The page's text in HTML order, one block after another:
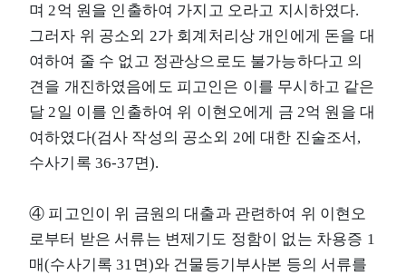
며 2억 원을 인출하여 가지고 오라고 지시하였다.
그러자 위 공소외 2가 회계처리상 개인에게 돈을 대
여하여 줄 수 없고 정관상으로도 불가능하다고 의
견을 개진하였음에도 피고인은 이를 무시하고 같은
달 2일 이를 인출하여 위 이현오에게 금 2억 원을 대
여하였다(검사 작성의 공소외 2에 대한 진술조서,
수사기록 36-37면).
④ 피고인이 위 금원의 대출과 관련하여 위 이현오
로부터 받은 서류는 변제기도 정함이 없는 차용증 1
매(수사기록 31면)와 건물등기부사본 등의 서류를